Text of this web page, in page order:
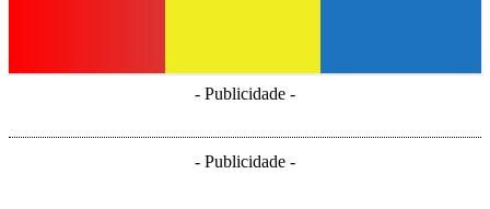
- Publicidade -
- Publicidade -